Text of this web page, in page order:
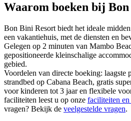
Waarom boeken bij
Bon Bini Resort biedt het ideale
een vakantiehuis, met de diensten en
Gelegen op 2 minuten van Mambo
gepositioneerde kleinschalige
gebied.
Voordelen van directe boeking: laagste
strandbed op Cabana Beach, gratis
voor kinderen tot 3 jaar en flexibele
faciliteiten leest u op onze faciliteiten en
vragen? Bekijk de veelgestelde vragen.